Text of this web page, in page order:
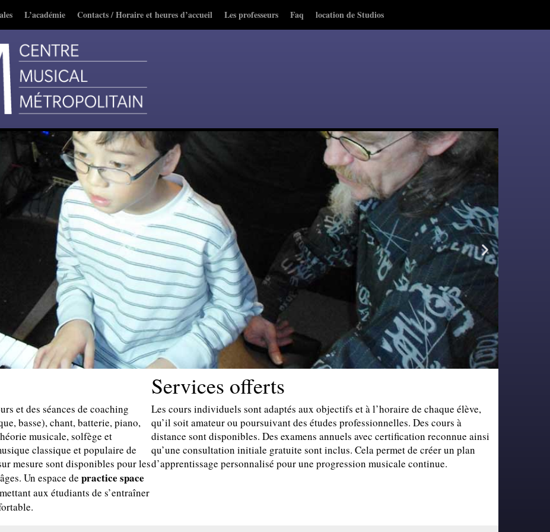
L’académie Contacts / Horaire et heures d’accueil Les professeurs Faq location de Studios
et des séances de coaching
basse), chant, batterie, piano,
musicale, solfège et
classique et populaire de
mesure sont disponibles pour les
Un espace de practice space
aux étudiants de s’entraîner
Services offerts
Les cours individuels sont adaptés aux objectifs et à l’horaire de chaque élève,
qu’il soit amateur ou poursuivant des études professionnelles. Des cours à
distance sont disponibles. Des examens annuels avec certification reconnue ainsi
qu’une consultation initiale gratuite sont inclus. Cela permet de créer un plan
d’apprentissage personnalisé pour une progression musicale continue.